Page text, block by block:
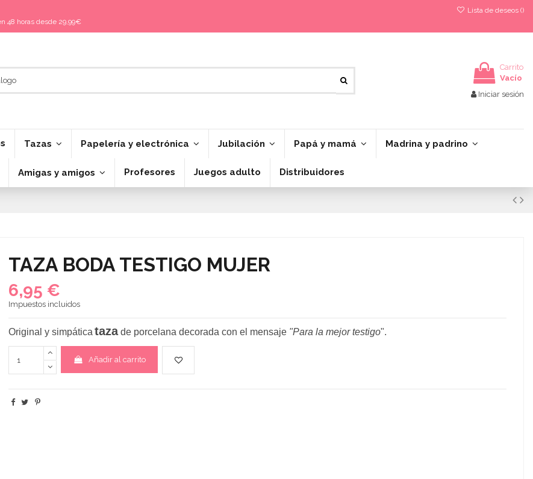
48 horas desde 29,99€
Lista de deseos ()
Carrito
Vacío
Iniciar sesión
Tazas Papelería y electrónica Jubilación Papá y mamá Madrina y padrino
Amigas y amigos Profesores Juegos adulto Distribuidores
TAZA BODA TESTIGO MUJER
6,95 €
Impuestos incluidos
Original y simpática tazade porcelana decorada con el mensaje "Para la mejor testigo".
Añadir al carrito